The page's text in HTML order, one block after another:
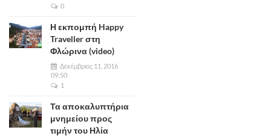
0
Η εκπομπή Happy
Traveller στη
Φλώρινα (video)
Δεκέμβριος 11, 2016
09:50
1
Τα αποκαλυπτήρια
μνημείου προς
τιμήν του Ηλία